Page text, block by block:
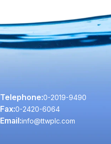
Telephone:0-2019-9490
Fax:0-2420-6064
Email:info@ttwplc.com